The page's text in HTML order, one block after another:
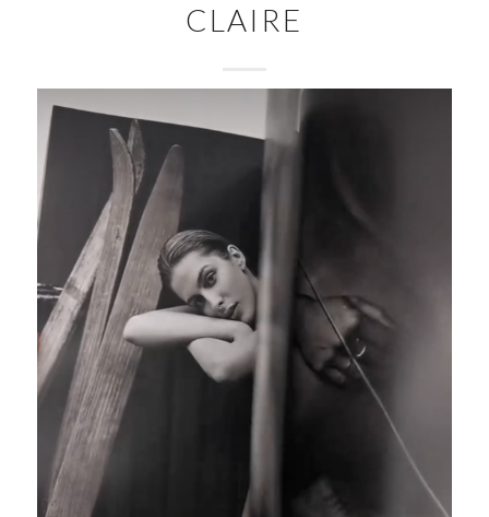
CLAIRE